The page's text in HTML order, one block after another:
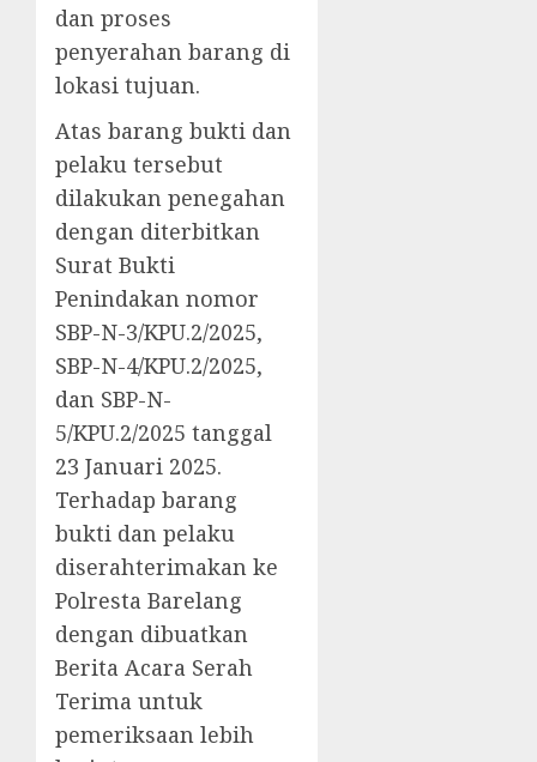
dan proses
penyerahan barang di
lokasi tujuan.
Atas barang bukti dan
pelaku tersebut
dilakukan penegahan
dengan diterbitkan
Surat Bukti
Penindakan nomor
SBP-N-3/KPU.2/2025,
SBP-N-4/KPU.2/2025,
dan SBP-N-
5/KPU.2/2025 tanggal
23 Januari 2025.
Terhadap barang
bukti dan pelaku
diserahterimakan ke
Polresta Barelang
dengan dibuatkan
Berita Acara Serah
Terima untuk
pemeriksaan lebih